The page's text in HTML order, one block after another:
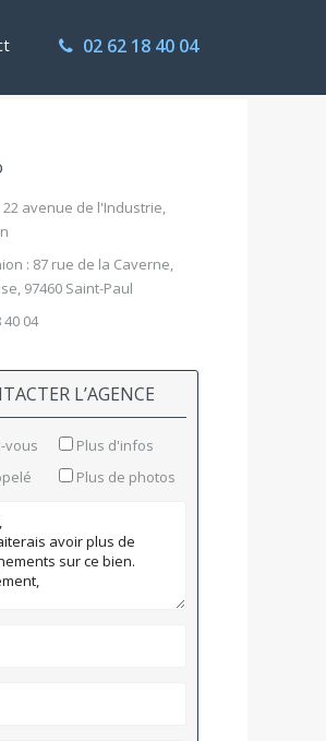
02 62 18 40 04
22 avenue de l'Industrie,
: 87 rue de la Caverne,
97460 Saint-Paul
40 04
L’AGENCE
vous
Plus d'infos
Plus de photos